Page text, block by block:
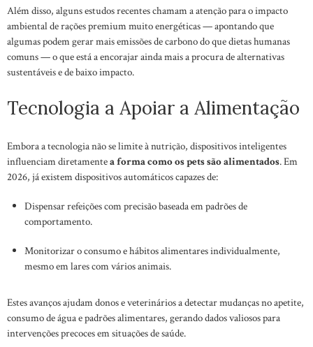
Além disso, alguns estudos recentes chamam a atenção para o impacto
ambiental de rações premium muito energéticas — apontando que
algumas podem gerar mais emissões de carbono do que dietas humanas
comuns — o que está a encorajar ainda mais a procura de alternativas
sustentáveis e de baixo impacto.
Tecnologia a Apoiar a Alimentação
Embora a tecnologia não se limite à nutrição, dispositivos inteligentes
influenciam diretamentea forma como os pets são alimentados. Em
2026, já existem dispositivos automáticos capazes de:
Dispensar refeições com precisão baseada em padrões de
comportamento.
Monitorizar o consumo e hábitos alimentares individualmente,
mesmo em lares com vários animais.
Estes avanços ajudam donos e veterinários a detectar mudanças no apetite,
consumo de água e padrões alimentares, gerando dados valiosos para
intervenções precoces em situações de saúde.